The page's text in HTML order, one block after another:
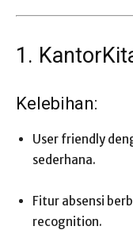
1.
Kelebihan:
User friendly
sederhana.
Fitur absensi
recognition.